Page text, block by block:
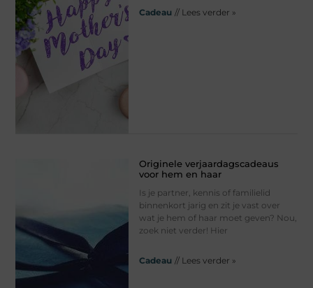
Cadeau // Lees verder »
Originele verjaardagscadeaus
voor hem en haar
Is je partner, kennis of familielid
binnenkort jarig en zit je vast over
wat je hem of haar moet geven? Nou,
zoek niet verder! Hier
Cadeau // Lees verder »